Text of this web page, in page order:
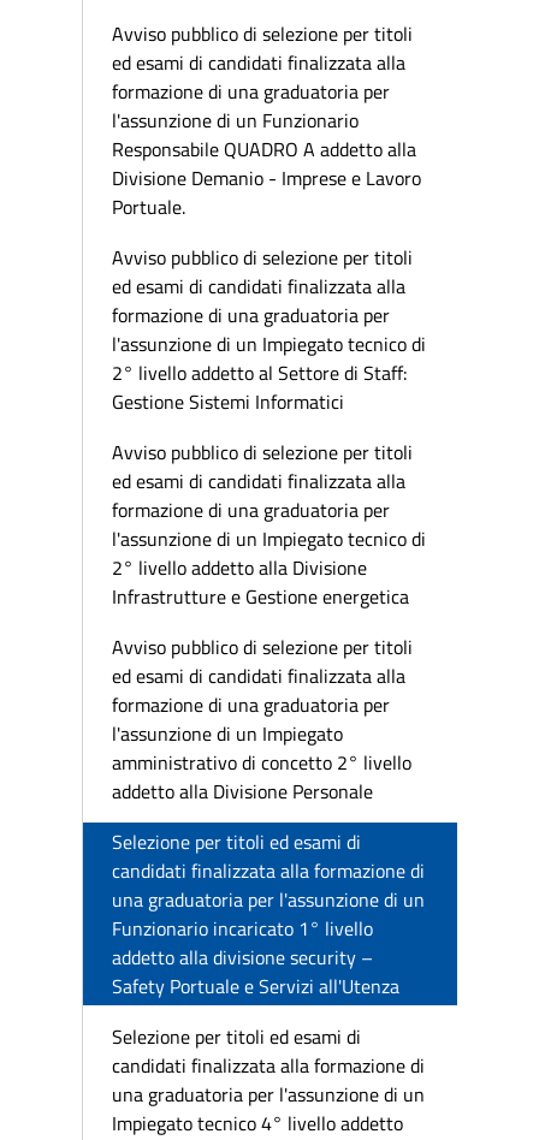
Avviso pubblico di selezione per titoli
ed esami di candidati finalizzata alla
formazione di una graduatoria per
l'assunzione di un Funzionario
Responsabile QUADRO A addetto alla
Divisione Demanio - Imprese e Lavoro
Portuale.
Avviso pubblico di selezione per titoli
ed esami di candidati finalizzata alla
formazione di una graduatoria per
l'assunzione di un Impiegato tecnico di
2° livello addetto al Settore di Staff:
Gestione Sistemi Informatici
Avviso pubblico di selezione per titoli
ed esami di candidati finalizzata alla
formazione di una graduatoria per
l'assunzione di un Impiegato tecnico di
2° livello addetto alla Divisione
Infrastrutture e Gestione energetica
Avviso pubblico di selezione per titoli
ed esami di candidati finalizzata alla
formazione di una graduatoria per
l'assunzione di un Impiegato
amministrativo di concetto 2° livello
addetto alla Divisione Personale
Selezione per titoli ed esami di
candidati finalizzata alla formazione di
una graduatoria per l'assunzione di un
Funzionario incaricato 1° livello
addetto alla divisione security –
Safety Portuale e Servizi all'Utenza
Selezione per titoli ed esami di
candidati finalizzata alla formazione di
una graduatoria per l'assunzione di un
Impiegato tecnico 4° livello addetto